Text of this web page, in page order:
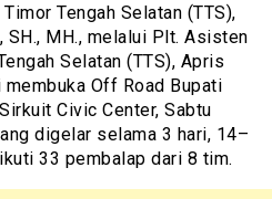
Tengah Selatan (TTS),
SH., MH., melalui Plt. Asisten
Selatan (TTS), Apris
Off Road Bupati
Civic Center, Sabtu
digelar selama 3 hari, 14–
33 pembalap dari 8 tim.